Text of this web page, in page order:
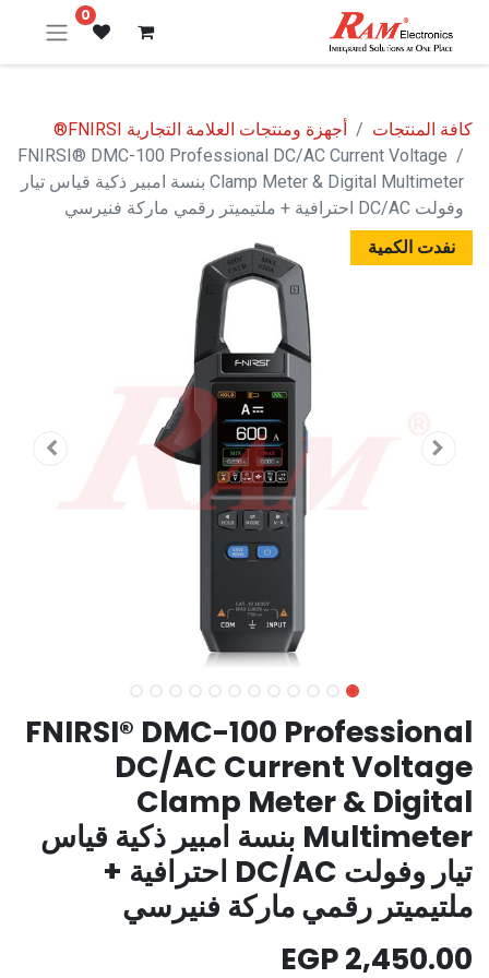
0
كافة المنتجات
أجهزة ومنتجات العلامة التجارية FNIRSI®
FNIRSI® DMC-100 Professional DC/AC Current Voltage
Clamp Meter & Digital Multimeter بنسة امبير ذكية قياس تيار
وفولت DC/AC احترافية + ملتيميتر رقمي ماركة فنيرسي
نفدت الكمية
FNIRSI® DMC-100 Professional
DC/AC Current Voltage
Clamp Meter & Digital
Multimeter بنسة امبير ذكية قياس
تيار وفولت DC/AC احترافية +
ملتيميتر رقمي ماركة فنيرسي
2,450.00